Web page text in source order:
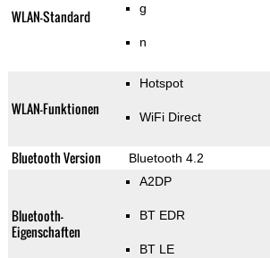
WLAN-Standard g
n
WLAN-Funktionen
Hotspot
WiFi Direct
Bluetooth Version Bluetooth 4.2
Bluetooth-
Eigenschaften
A2DP
BT EDR
BT LE